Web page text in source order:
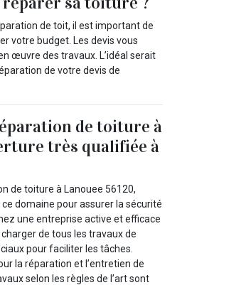
de toit, il est important de
votre budget. Les devis vous
œuvre des travaux. L’idéal serait
de votre devis de
de toiture à
très qualifiée à
de toiture à Lanouee 56120,
domaine pour assurer la sécurité
une entreprise active et efficace
de tous les travaux de
pour faciliter les tâches.
la réparation et l’entretien de
selon les règles de l’art sont